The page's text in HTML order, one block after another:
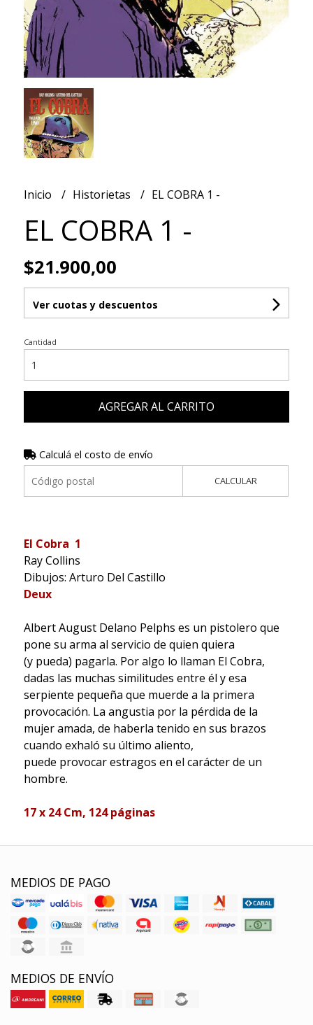
Inicio Historietas EL COBRA 1 -
EL COBRA 1 -
$21.900,00
Ver cuotas y descuentos
Cantidad
AGREGAR AL CARRITO
Calculá el costo de envío
CALCULAR
El Cobra 1
Ray Collins
Dibujos: Arturo Del Castillo
Deux
Albert August Delano Pelphs es un pistolero que
pone su arma al servicio de quien quiera
(y pueda) pagarla. Por algo lo llaman El Cobra,
dadas las muchas similitudes entre él y esa
serpiente pequeña que muerde a la primera
provocación. La angustia por la pérdida de la
mujer amada, de haberla tenido en sus brazos
cuando exhaló su último aliento,
puede provocar estragos en el carácter de un
hombre.
17 x 24 Cm, 124 páginas
MEDIOS DE PAGO
MEDIOS DE ENVÍO